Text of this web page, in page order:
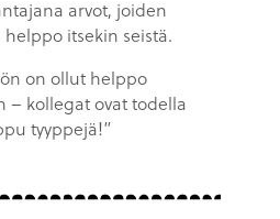
arvot, joiden
itsekin seistä.
on ollut helppo
– kollegat ovat todella
tyyppejä!”